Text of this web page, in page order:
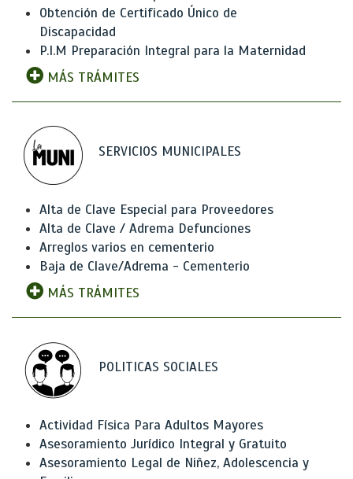
Obtención de Certificado Único de
Discapacidad
P.I.M Preparación Integral para la Maternidad
MÁS TRÁMITES
SERVICIOS MUNICIPALES
Alta de Clave Especial para Proveedores
Alta de Clave / Adrema Defunciones
Arreglos varios en cementerio
Baja de Clave/Adrema - Cementerio
MÁS TRÁMITES
POLITICAS SOCIALES
Actividad Física Para Adultos Mayores
Asesoramiento Jurídico Integral y Gratuito
Asesoramiento Legal de Niñez, Adolescencia y